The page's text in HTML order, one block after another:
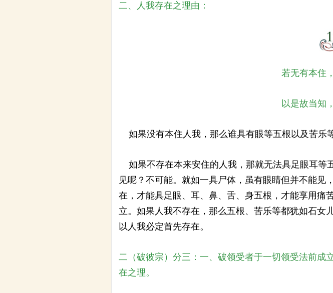
二、人我存在之理由：
若无有本住
以是故当知
如果没有本住人我，那么谁具有眼等五根以及苦乐
如果不存在本来安住的人我，那就无法具足眼耳等
见呢？不可能。就如一具尸体，虽有眼睛但并不能
在，才能具足眼、耳、鼻、舌、身五根，才能享用痛
立。如果人我不存在，那么五根、苦乐等都犹如石女
以人我必定首先存在。
二（破彼宗）分三：一、破领受者于一切领受法前成
在之理。